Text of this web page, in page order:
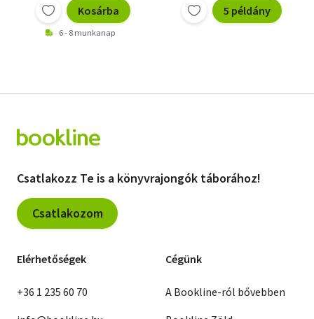
Kosárba
6 - 8 munkanap
5 példány
Csatlakozz Te is a könyvrajongók táborához!
Csatlakozom
Elérhetőségek
+36 1 235 60 70
Cégünk
A Bookline-ról bővebben